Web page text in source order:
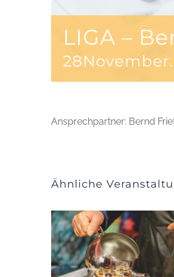
LIGA –
Ansprechpartner: Bernd
Ähnliche